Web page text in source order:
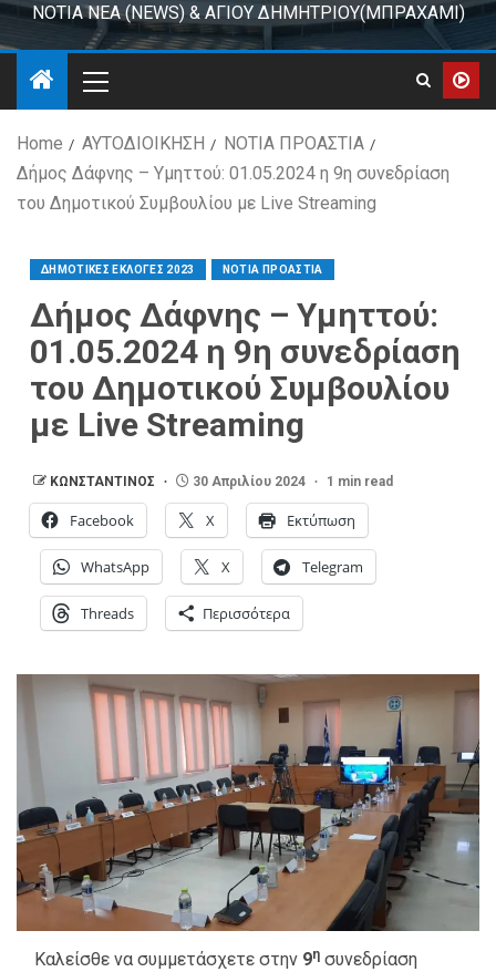
ΝΟΤΙΑ ΝΕΑ (NEWS) & ΑΓΙΟΥ ΔΗΜΗΤΡΙΟΥ(ΜΠΡΑΧΑΜΙ)
Home ΑΥΤΟΔΙΟΙΚΗΣΗ
ΝΟΤΙΑ ΠΡΟΑΣΤΙΑ
Δήμος Δάφνης – Υμηττού: 01.05.2024 η 9η συνεδρίαση
του Δημοτικού Συμβουλίου με Live Streaming
ΔΗΜΟΤΙΚΕΣ ΕΚΛΟΓΕΣ 2023 ΝΟΤΙΑ ΠΡΟΑΣΤΙΑ
Δήμος Δάφνης – Υμηττού:
01.05.2024 η 9η συνεδρίαση
του Δημοτικού Συμβουλίου
με Live Streaming
ΚΩΝΣΤΑΝΤΙΝΟΣ 30 Απριλίου 2024 1 min read
Facebook X Εκτύπωση
WhatsApp X Telegram
Threads Περισσότερα
Καλείσθε να συμμετάσχετε στην 9η συνεδρίαση